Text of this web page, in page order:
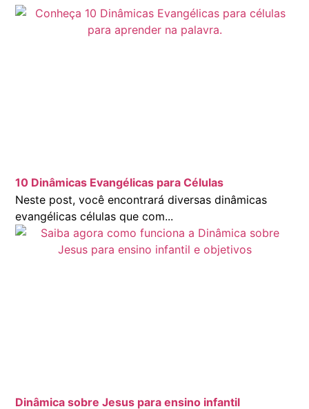
10 Dinâmicas Evangélicas para Células
Neste post, você encontrará diversas dinâmicas
evangélicas células que com...
Dinâmica sobre Jesus para ensino infantil